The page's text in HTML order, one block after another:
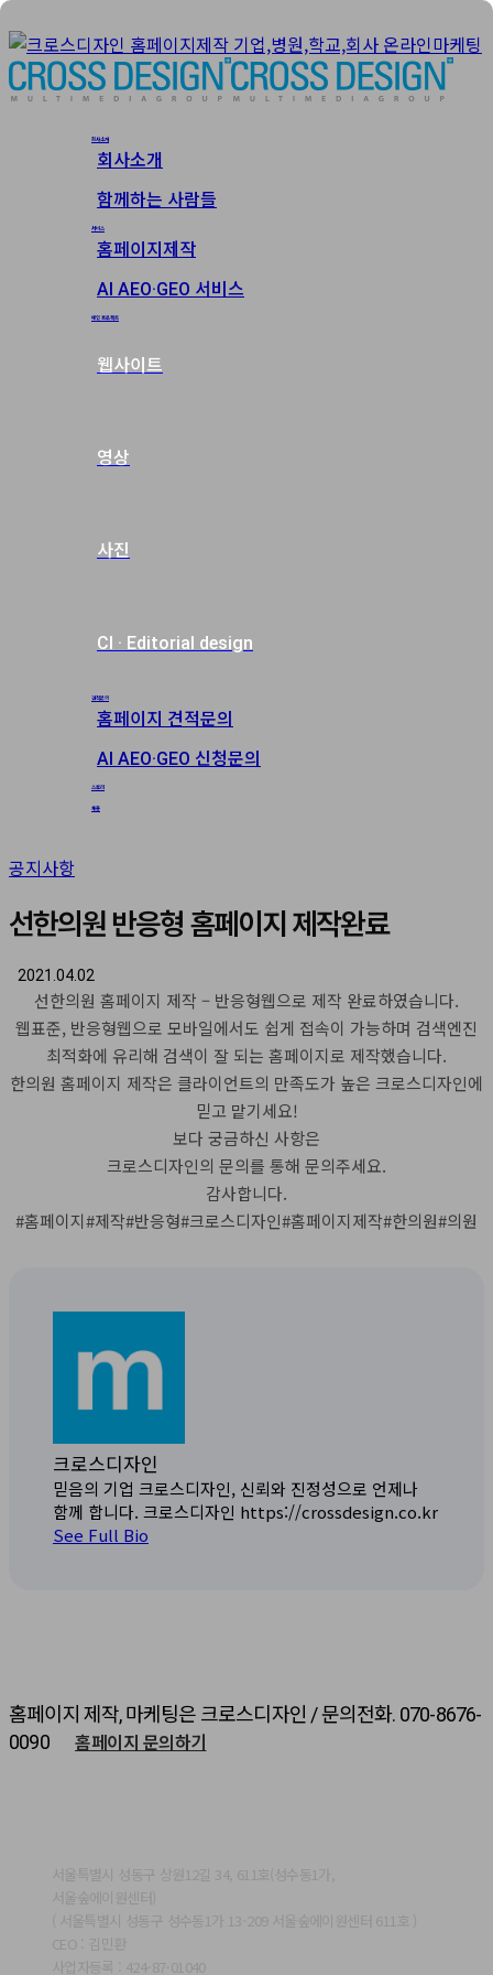
회사소개
회사소개
함께하는 사람들
서비스
홈페이지제작
AI AEO·GEO 서비스
메인 프로젝트
웹사이트
영상
사진
CI · Editorial design
견적문의
홈페이지 견적문의
AI AEO·GEO 신청문의
스토리
채용
공지사항
선한의원 반응형 홈페이지 제작완료
2021.04.02
선한의원 홈페이지 제작 – 반응형웹으로 제작 완료하였습니다.
웹표준, 반응형웹으로 모바일에서도 쉽게 접속이 가능하며 검색엔진
최적화에 유리해 검색이 잘 되는 홈페이지로 제작했습니다.
한의원 홈페이지 제작은 클라이언트의 만족도가 높은 크로스디자인에
믿고 맡기세요!
보다 궁금하신 사항은
크로스디자인의 문의를 통해 문의주세요.
감사합니다.
#홈페이지#제작#반응형#크로스디자인#홈페이지제작#한의원#의원
크로스디자인
믿음의 기업 크로스디자인, 신뢰와 진정성으로 언제나
함께 합니다. 크로스디자인 https://crossdesign.co.kr
See Full Bio
홈페이지 제작, 마케팅은 크로스디자인 / 문의전화. 070-8676-
0090
홈페이지 문의하기
서울특별시 성동구 상원12길 34, 611호(성수동1가,
서울숲에이원센터)
( 서울특별시 성동구 성수동1가 13-209 서울숲에이원센터 611호 )
CEO : 김민환
사업자등록 : 424-87-01040